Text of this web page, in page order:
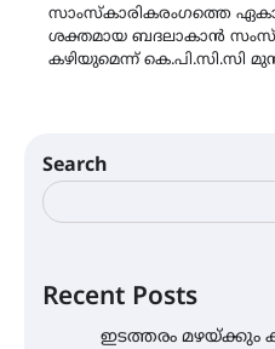
സാംസ്കാരികരംഗത്തെ
ശക്തമായ ബദലാകാൻ
കഴിയുമെന്ന് കെ.പി.സി.സി
Search
Recent Posts
ഇടത്തരം മഴയ്ക്കും